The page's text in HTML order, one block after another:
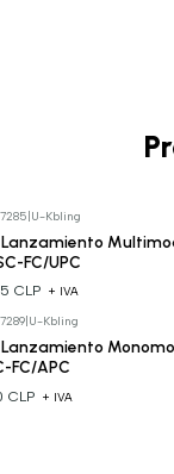
U-Kbling
FC/UPC
CLP + IVA
| U-Kbling
FC/APC
CLP + IVA